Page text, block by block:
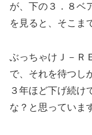
が、下の３．８ベ
を見ると、そこま
ぶっちゃけＪ－Ｒ
で、それを待つし
３年ほど下げ続け
な？と思っていま